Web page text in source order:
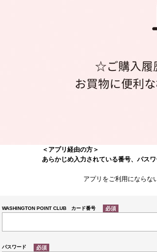
＜アプリ経由の方＞
あらかじめ入力されている番号、パス
アプリをご利用にならな
WASHINGTON POINT CLUB カード番号
パスワード